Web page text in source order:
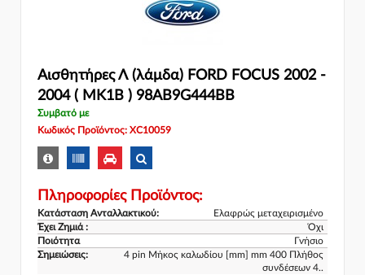
Αισθητήρες Λ (λάμδα) FORD FOCUS 2002 -
2004 ( MK1B ) 98AB9G444BB
Συμβατό με
Κωδικός Προϊόντος: XC10059
Πληροφορίες Προϊόντος:
Κατάσταση Ανταλλακτικού:
Ελαφρώς μεταχειρισμένο
Έχει Ζημιά :
Όχι
Ποιότητα
Γνήσιο
Σημειώσεις:
4 pin Μήκος καλωδίου [mm] mm 400 Πλήθος
συνδέσεων 4..